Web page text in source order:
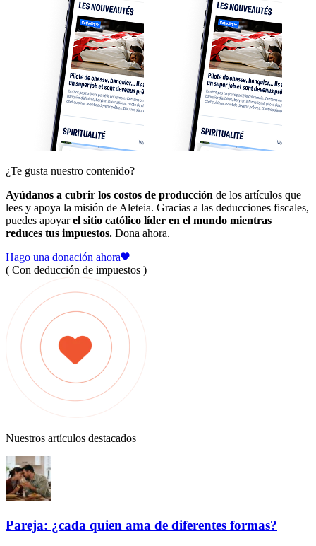
¿Te gusta nuestro contenido?
Ayúdanos a cubrir los costos de producción de los artículos que
lees y apoya la misión de Aleteia. Gracias a las deducciones fiscales,
puedes apoyarel sitio católico líder en el mundo mientras
reduces tus impuestos. Dona ahora.
Hago una donación ahora
( Con deducción de impuestos )
Nuestros artículos destacados
Pareja: ¿cada quien ama de diferentes formas?